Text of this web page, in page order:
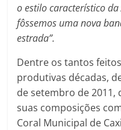
o estilo característico
fôssemos uma nova
estrada”.
Dentre os tantos
produtivas décadas,
de setembro de
suas composições
Coral Municipal de